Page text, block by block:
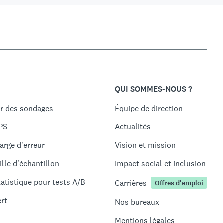
des sondages
d'erreur
d'échantillon
pour tests A/B
QUI SOMMES-NOUS ?
Équipe de direction
Actualités
Vision et mission
Impact social et inclusion
Carrières
Offres d'emploi
Nos bureaux
Mentions légales